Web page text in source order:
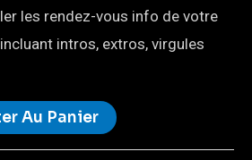
les rendez-vous info de votre
intros, extros, virgules
Au Panier